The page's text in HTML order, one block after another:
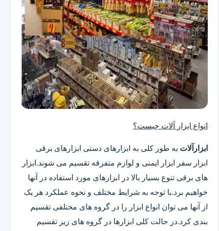
انواع ابزار آلات چیست؟
ابزارآلات به طور کلی به ابزارهای دستی ابزارهای برقی
ابزار سفر ابزار ایمنی و لوازم متفرقه تقسیم می شوند.ابزار
های برقی تنوع بسیار بالا در ابزارهای مورد استفاده در آنها
خواهیم برد.با توجه به شرایط مختلف و نحوه عملکرد هر یک
از آنها می توان انواع ابزار را در گروه های مختلفی تقسیم
بندی کرد.در حالت کلی ابزارها در گروه های زیر تقسیم